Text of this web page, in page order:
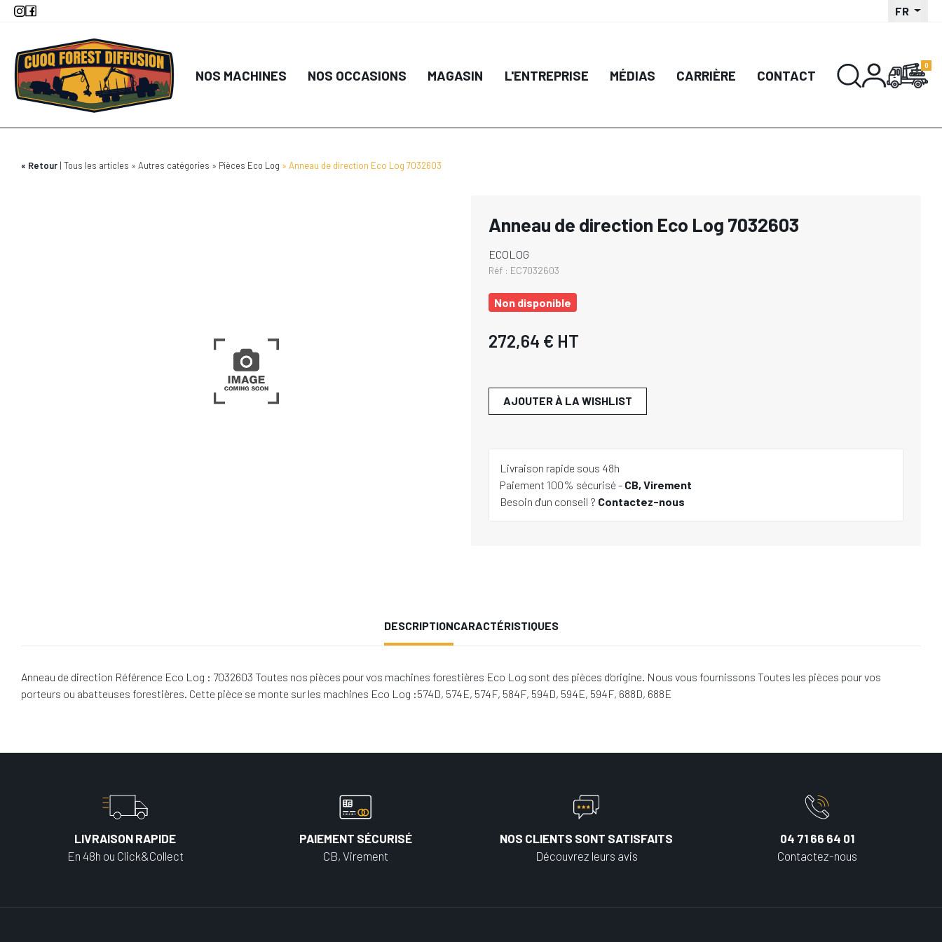
Aller
principal
FR
NOS MACHINES NOS OCCASIONS MAGASIN L'ENTREPRISE MÉDIAS CARRIÈRE CONTACT
Retour Tous les articles Autres catégories Pièces Eco Log Anneau de direction Eco Log 7032603
Anneau de direction Eco Log 7032603
ECOLOG
Réf : EC7032603
Non disponible
272,64 € HT
AJOUTER À LA WISHLIST
Livraison rapide sous 48h
Paiement 100% sécurisé - CB, Virement
Besoin d'un conseil ? Contactez-nous
DESCRIPTIONCARACTÉRISTIQUES
Anneau de direction Référence Eco Log : 7032603 Toutes nos pièces pour vos machines forestières Eco Log sont des pièces d'origine. Nous vous fournissons Toutes les pièces pour vos
porteurs ou abatteuses forestières. Cette pièce se monte sur les machines Eco Log :574D, 574E, 574F, 584F, 594D, 594E, 594F, 688D, 688E
LIVRAISON RAPIDE
En 48h ou Click&Collect
PAIEMENT SÉCURISÉ
CB, Virement
NOS CLIENTS SONT SATISFAITS
Découvrez leurs avis
04 71 66 64 01
Contactez-nous